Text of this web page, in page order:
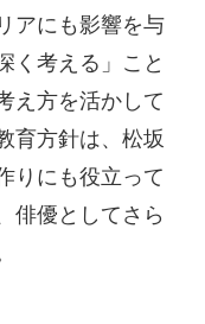
アにも影響を与
く考える」こと
え方を活かして
育方針は、松坂
りにも役立って
俳優としてさら